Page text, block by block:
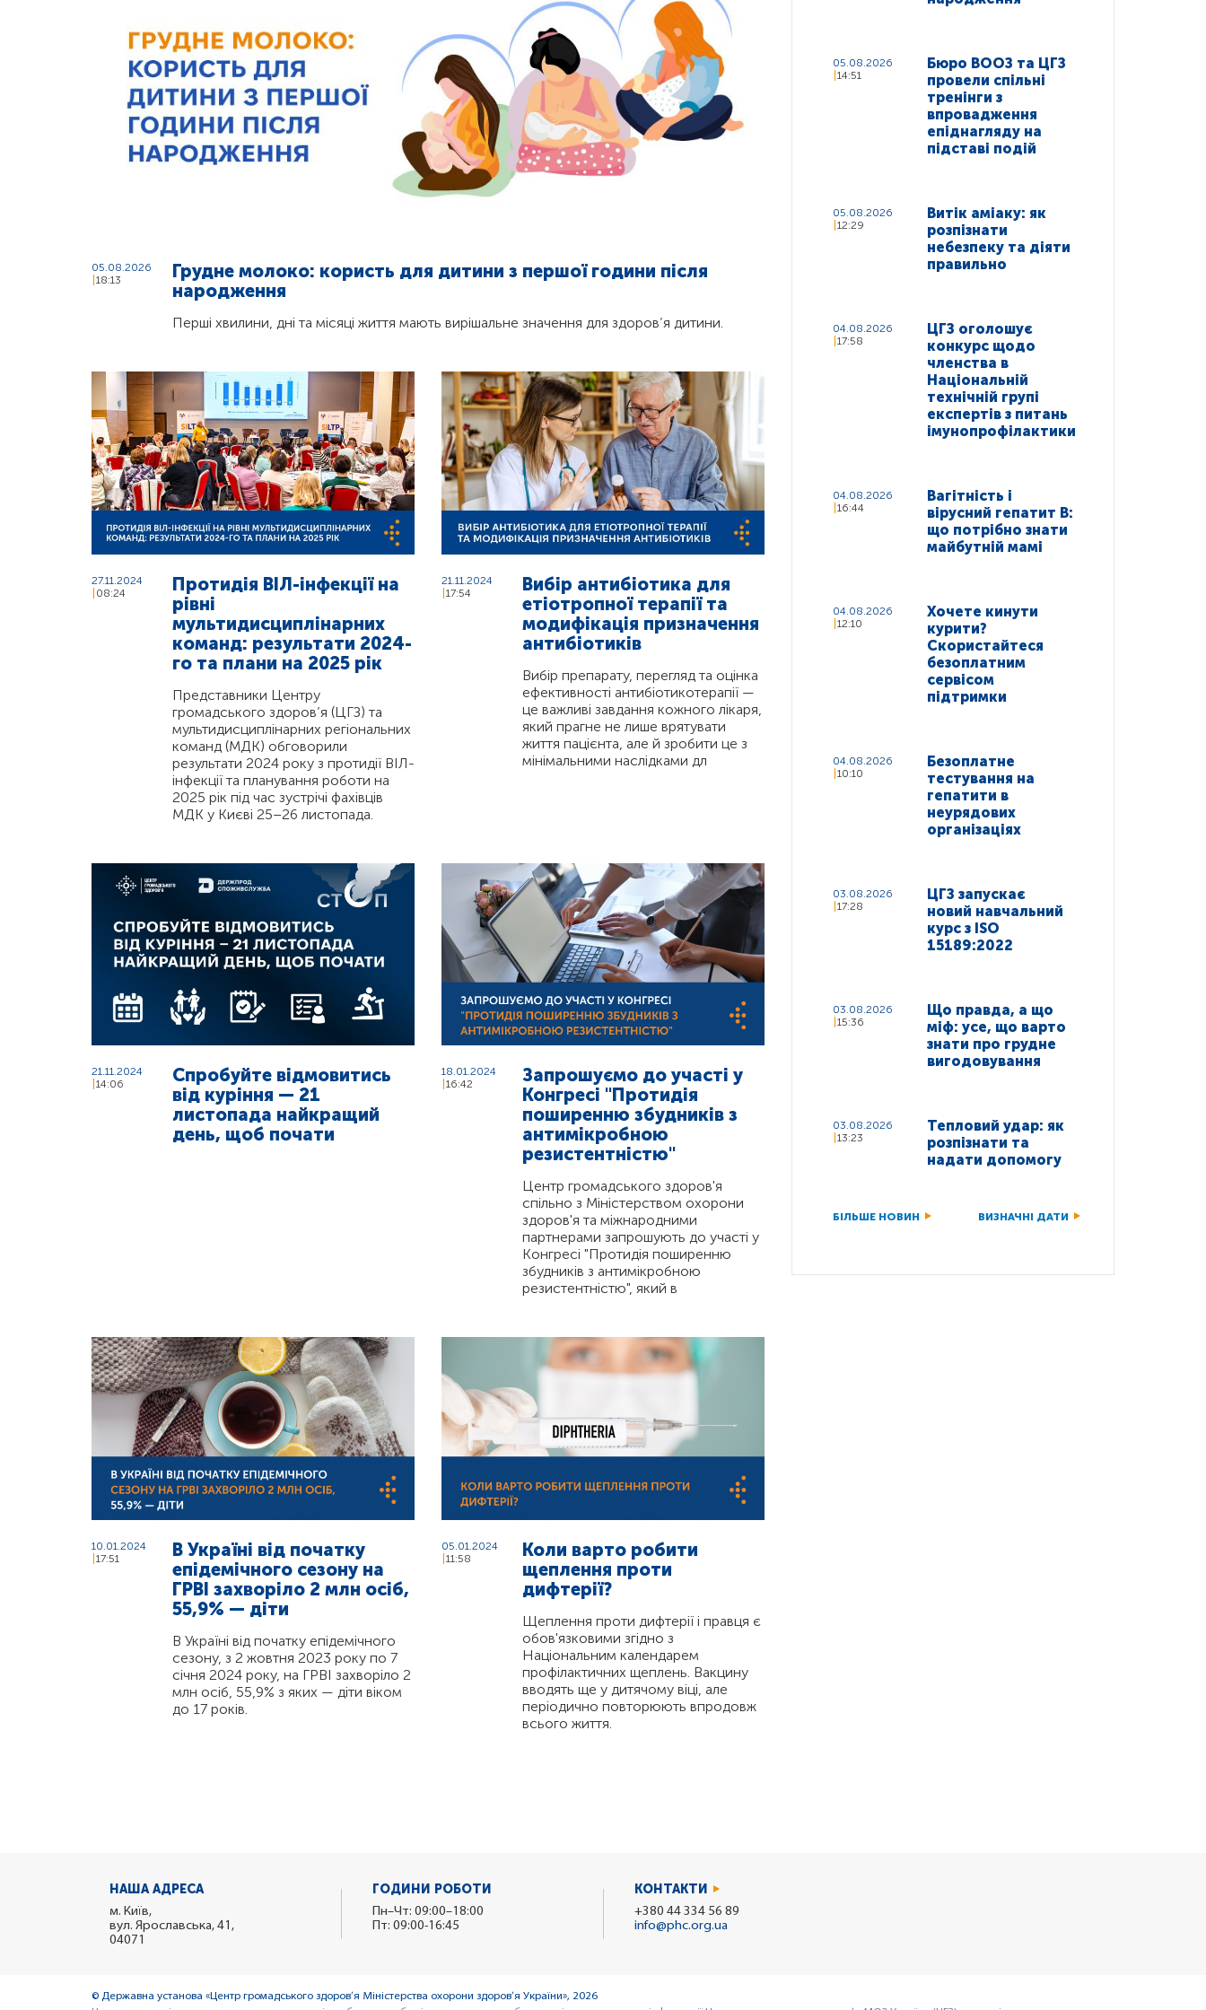
05.08.2026
18:13
Грудне молоко: користь для дитини з першої години після
народження
Перші хвилини, дні та місяці життя мають вирішальне значення для здоров’я дитини.
27.11.2024
08:24
Протидія ВІЛ-інфекції на
рівні
мультидисциплінарних
команд: результати 2024-
го та плани на 2025 рік
Представники Центру
громадського здоров’я (ЦГЗ) та
мультидисциплінарних регіональних
команд (МДК) обговорили
результати 2024 року з протидії ВІЛ-
інфекції та планування роботи на
2025 рік під час зустрічі фахівців
МДК у Києві 25–26 листопада.
21.11.2024
17:54
Вибір антибіотика для
етіотропної терапії та
модифікація призначення
антибіотиків
Вибір препарату, перегляд та оцінка
ефективності антибіотикотерапії —
це важливі завдання кожного лікаря,
який прагне не лише врятувати
життя пацієнта, але й зробити це з
мінімальними наслідками дл
21.11.2024
14:06
Спробуйте відмовитись
від куріння — 21
листопада найкращий
день, щоб почати
18.01.2024
16:42
Запрошуємо до участі у
Конгресі "Протидія
поширенню збудників з
антимікробною
резистентністю"
Центр громадського здоров'я
спільно з Міністерством охорони
здоров'я та міжнародними
партнерами запрошують до участі у
Конгресі "Протидія поширенню
збудників з антимікробною
резистентністю", який в
10.01.2024
17:51
В Україні від початку
епідемічного сезону на
ГРВІ захворіло 2 млн осіб,
55,9% — діти
В Україні від початку епідемічного
сезону, з 2 жовтня 2023 року по 7
січня 2024 року, на ГРВІ захворіло 2
млн осіб, 55,9% з яких — діти віком
до 17 років.
05.01.2024
11:58
Коли варто робити
щеплення проти
дифтерії?
Щеплення проти дифтерії і правця є
обов'язковими згідно з
Національним календарем
профілактичних щеплень. Вакцину
вводять ще у дитячому віці, але
періодично повторюють впродовж
всього життя.
05.08.2026
14:51
Бюро ВООЗ та ЦГЗ
провели спільні
тренінги з
впровадження
епіднагляду на
підставі подій
05.08.2026
12:29
Витік аміаку: як
розпізнати
небезпеку та діяти
правильно
04.08.2026
17:58
ЦГЗ оголошує
конкурс щодо
членства в
Національній
технічній групі
експертів з питань
імунопрофілактики
04.08.2026
16:44
Вагітність і
вірусний гепатит В:
що потрібно знати
майбутній мамі
04.08.2026
12:10
Хочете кинути
курити?
Скористайтеся
безоплатним
сервісом
підтримки
04.08.2026
10:10
Безоплатне
тестування на
гепатити в
неурядових
організаціях
03.08.2026
17:28
ЦГЗ запускає
новий навчальний
курс з ISO
15189:2022
03.08.2026
15:36
Що правда, а що
міф: усе, що варто
знати про грудне
вигодовування
03.08.2026
13:23
Тепловий удар: як
розпізнати та
надати допомогу
БІЛЬШЕ НОВИН ВИЗНАЧНІ ДАТИ
НАША АДРЕСА
м. Київ,
вул. Ярославська, 41,
04071
ГОДИНИ РОБОТИ
Пн–Чт: 09:00–18:00
Пт: 09:00-16:45
КОНТАКТИ
+380 44 334 56 89
info@phc.org.ua
© Державна установа «Центр громадського здоров’я Міністерства охорони здоров’я України», 2026